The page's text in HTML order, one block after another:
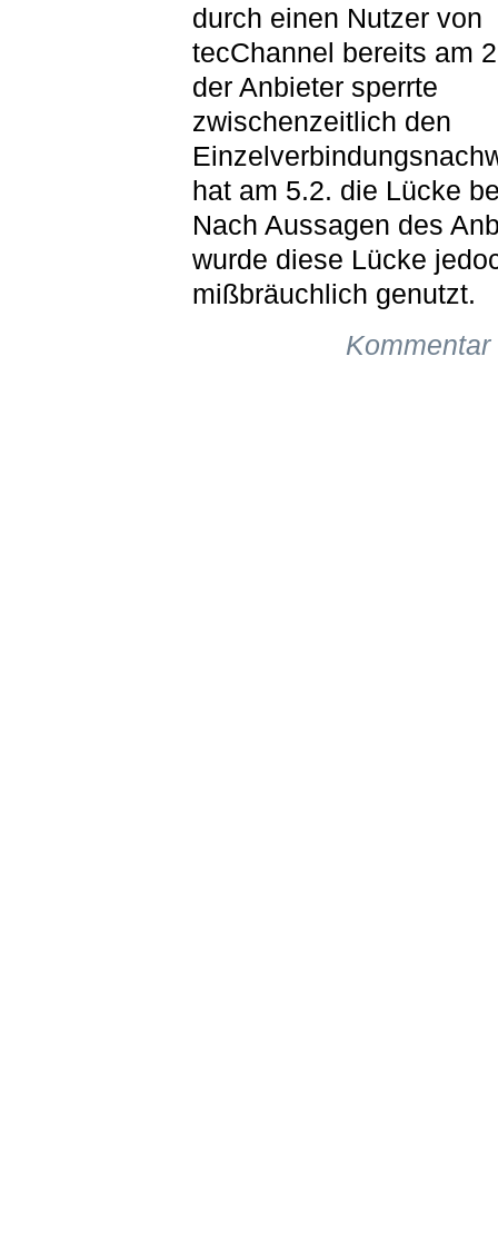
durch einen Nutzer von
tecChannel bereits am
der Anbieter sperrte
zwischenzeitlich den
hat am 5.2. die Lücke
Nach Aussagen des
wurde diese Lücke
mißbräuchlich genutzt.